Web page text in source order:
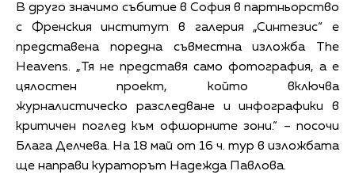
В друго значимо събитие в София в партньорство
с Френския институт в галерия „Синтезис“ е
представена поредна съвместна изложба The
Heavens. „Тя не представя само фотография, а е
цялостен проект, който включва
журналистическо разследване и инфографики в
критичен поглед към офшорните зони.“ – посочи
Блага Делчева. На 18 май от 16 ч. тур в изложбата
ще направи кураторът Надежда Павлова.